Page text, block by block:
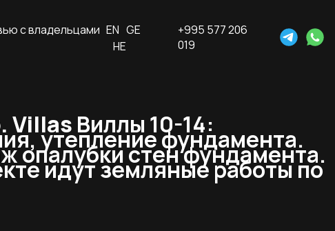
с владельцами EN GE
HE
+995 577 206
019
Villas Виллы 10-14:
утепление фундамента.
опалубки стен фундамента.
идут земляные работы по